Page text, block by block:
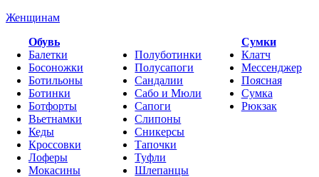
Женщинам
Обувь
Балетки
Босоножки
Ботильоны
Ботинки
Ботфорты
Вьетнамки
Кеды
Кроссовки
Лоферы
Мокасины
Полуботинки
Полусапоги
Сандалии
Сабо и Мюли
Сапоги
Слипоны
Сникерсы
Тапочки
Туфли
Шлепанцы
Cумки
Клатч
Мессенджер
Поясная
Сумка
Рюкзак